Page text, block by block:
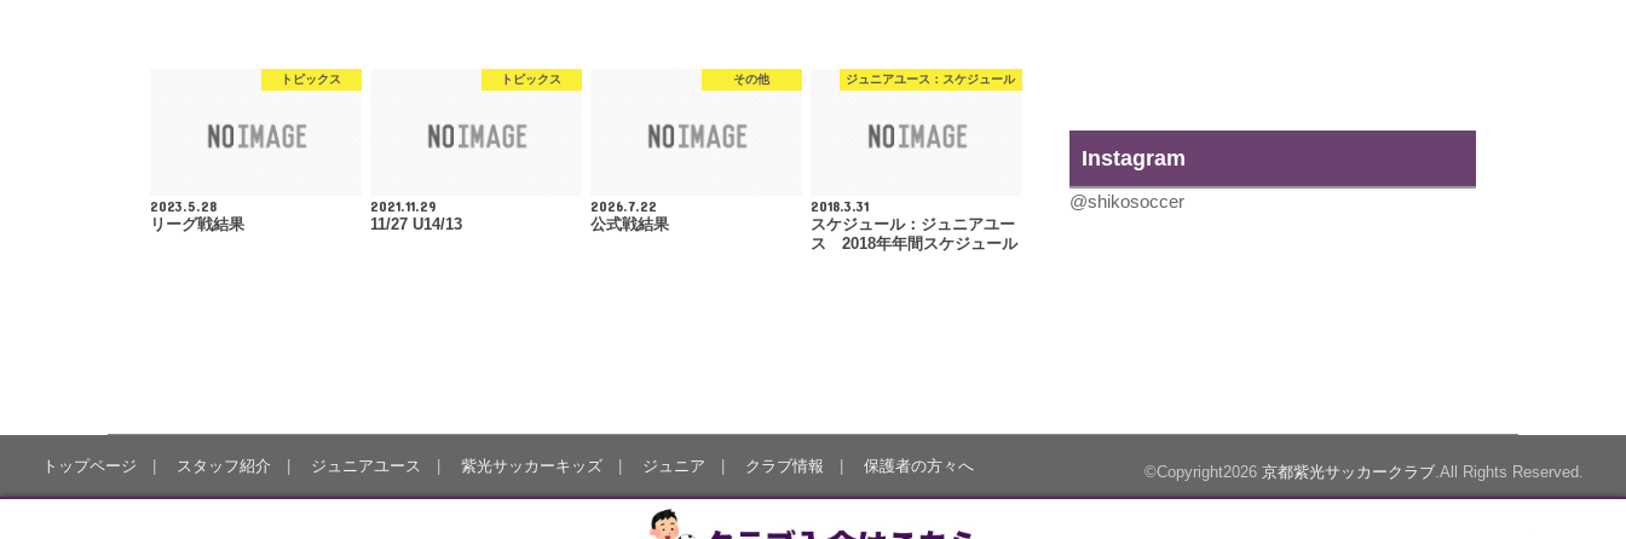
トピックス
2023.5.28
リーグ戦結果
トピックス
2021.11.29
11/27 U14/13
その他
2026.7.22
公式戦結果
ジュニアユース：スケジュール
2018.3.31
スケジュール：ジュニアユー
ス 2018年年間スケジュール
Instagram
@shikosoccer
トップページ スタッフ紹介 ジュニアユース 紫光サッカーキッズ ジュニア クラブ情報 保護者の方々へ ©Copyright2026 京都紫光サッカークラブ .All Rights Reserved.